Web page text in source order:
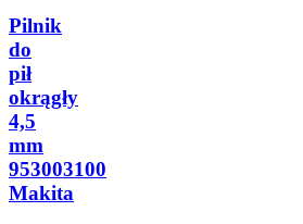
Pilnik
do
pił
okrągły
4,5
mm
953003100
Makita